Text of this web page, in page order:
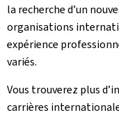
la recherche d’un
organisations
expérience
variés.
Vous trouverez plus
carrières